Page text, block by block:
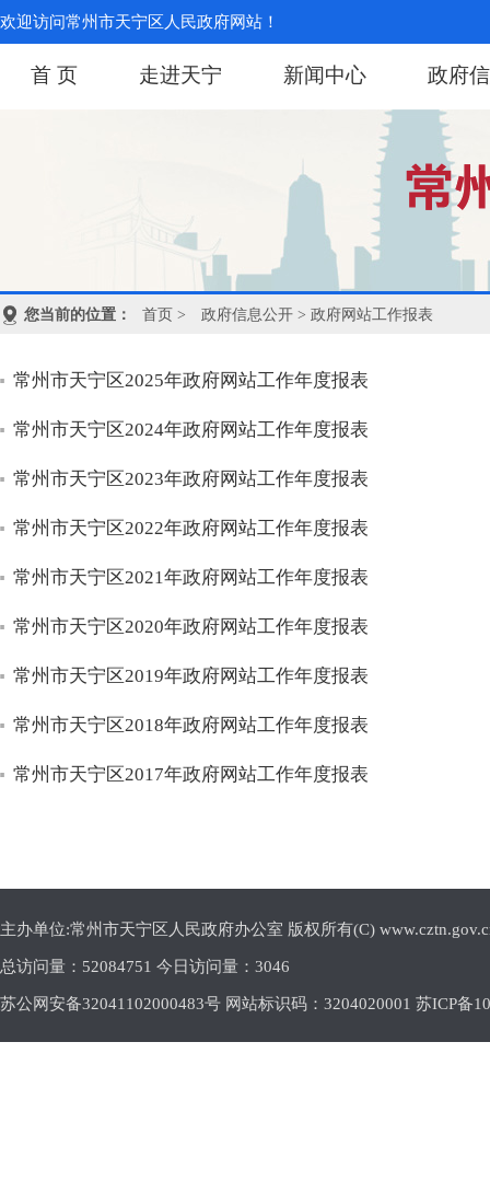
欢迎访问常州市天宁区人民政府网站！
首 页 走进天宁 新闻中心 政府
您当前的位置： 首页 > 政府信息公开 > 政府网站工作报表
常州市天宁区2025年政府网站工作年度报表
常州市天宁区2024年政府网站工作年度报表
常州市天宁区2023年政府网站工作年度报表
常州市天宁区2022年政府网站工作年度报表
常州市天宁区2021年政府网站工作年度报表
常州市天宁区2020年政府网站工作年度报表
常州市天宁区2019年政府网站工作年度报表
常州市天宁区2018年政府网站工作年度报表
常州市天宁区2017年政府网站工作年度报表
主办单位:常州市天宁区人民政府办公室 版权所有(C)
总访问量： 52084751 今日访问量： 3046
苏公网安备32041102000483号 网站标识码：3204020001 苏ICP备